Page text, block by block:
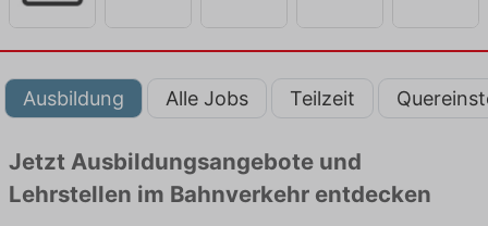
Ausbildung Alle Jobs Teilzeit
Jetzt Ausbildungsangebote und
Lehrstellen im Bahnverkehr entdecken